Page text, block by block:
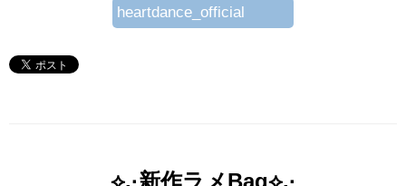
heartdance_official